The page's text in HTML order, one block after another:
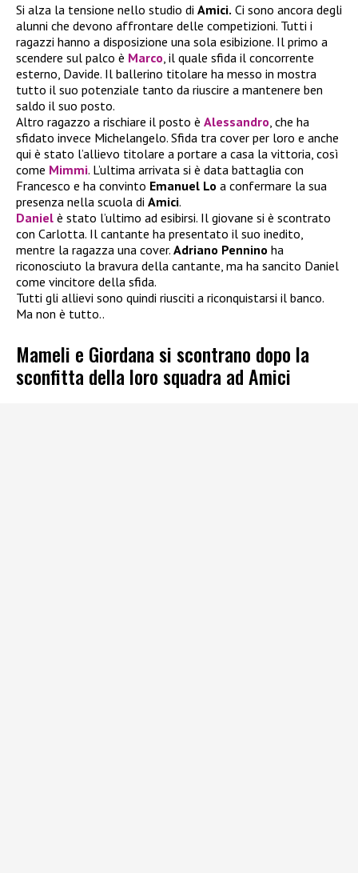
Si alza la tensione nello studio di Amici. Ci sono ancora degli
alunni che devono affrontare delle competizioni. Tutti i
ragazzi hanno a disposizione una sola esibizione. Il primo a
scendere sul palco è Marco , il quale sfida il concorrente
esterno, Davide. Il ballerino titolare ha messo in mostra
tutto il suo potenziale tanto da riuscire a mantenere ben
saldo il suo posto.
Altro ragazzo a rischiare il posto è Alessandro , che ha
sfidato invece Michelangelo. Sfida tra cover per loro e anche
qui è stato l’allievo titolare a portare a casa la vittoria, così
come Mimmi. L’ultima arrivata si è data battaglia con
Francesco e ha convinto Emanuel Lo a confermare la sua
presenza nella scuola di Amici.
Daniel è stato l’ultimo ad esibirsi. Il giovane si è scontrato
con Carlotta. Il cantante ha presentato il suo inedito,
mentre la ragazza una cover. Adriano Pennino ha
riconosciuto la bravura della cantante, ma ha sancito Daniel
come vincitore della sfida.
Tutti gli allievi sono quindi riusciti a riconquistarsi il banco.
Ma non è tutto..
Mameli e Giordana si scontrano dopo la
sconfitta della loro squadra ad Amici